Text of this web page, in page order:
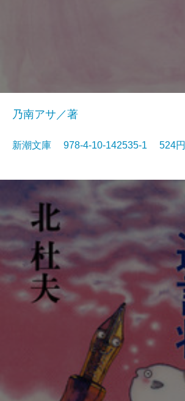
乃南アサ／著
新潮文庫 978-4-10-142535-1 524